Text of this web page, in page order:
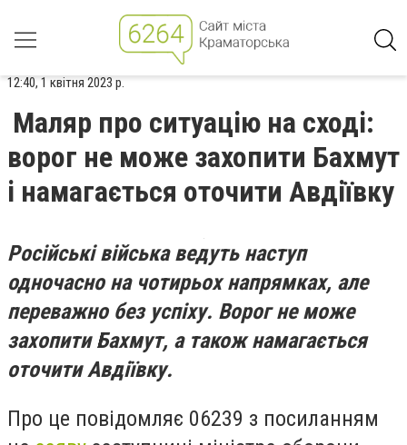
12:40, 1 квітня 2023 р.
Маляр про ситуацію на сході:
ворог не може захопити Бахмут
і намагається оточити Авдіївку
Російські війська ведуть наступ
одночасно на чотирьох напрямках, але
переважно без успіху. Ворог не може
захопити Бахмут, а також намагається
оточити Авдіївку.
Про це повідомляє 06239 з посиланням